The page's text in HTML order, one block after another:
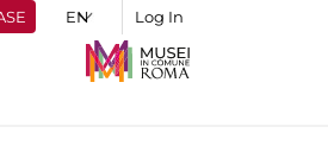
Log In